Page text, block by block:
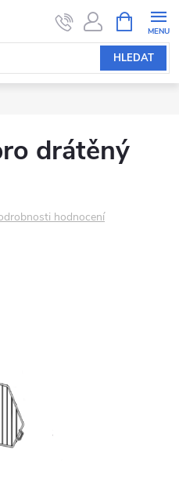
HLEDAT
NÁKUPNÍ
KOŠÍK
drátěný
hodnocení